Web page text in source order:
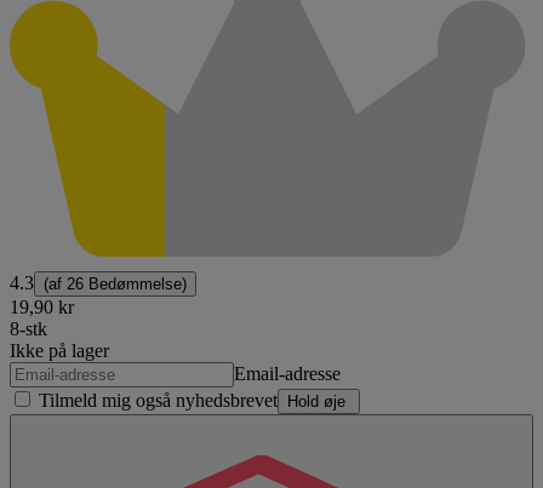
4.3 (af 26 Bedømmelse)
19,90 kr
8-stk
Ikke på lager
Email-adresse
Tilmeld mig også nyhedsbrevet
Hold øje